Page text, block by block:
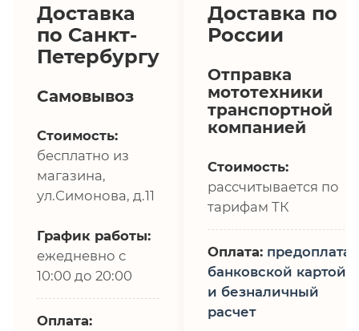
Доставка
по Санкт-
Петербургу
Самовывоз
Стоимость:
бесплатно из
магазина,
ул.Симонова, д.11
График работы:
ежедневно с
10:00 до 20:00
Оплата:
Доставка по
России
Отправка
мототехники
транспортной
компанией
Стоимость:
рассчитывается по
тарифам ТК
Оплата: предоплата,
банковской картой
и безналичный
расчет